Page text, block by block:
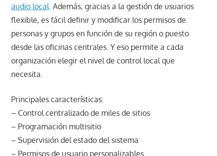
audio local. Además, gracias a la gestión de usuarios
flexible, es fácil definir y modificar los permisos de
personas y grupos en función de su región o puesto
desde las oficinas centrales. Y eso permite a cada
organización elegir el nivel de control local que
necesita.
Principales características:
– Control centralizado de miles de sitios
– Programación multisitio
– Supervisión del estado del sistema
– Permisos de usuario personalizables